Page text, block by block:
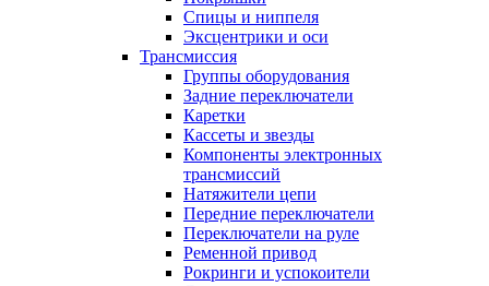
Спицы и ниппеля
Эксцентрики и оси
Трансмиссия
Группы оборудования
Задние переключатели
Каретки
Кассеты и звезды
Компоненты электронных
трансмиссий
Натяжители цепи
Передние переключатели
Переключатели на руле
Ременной привод
Рокринги и успокоители